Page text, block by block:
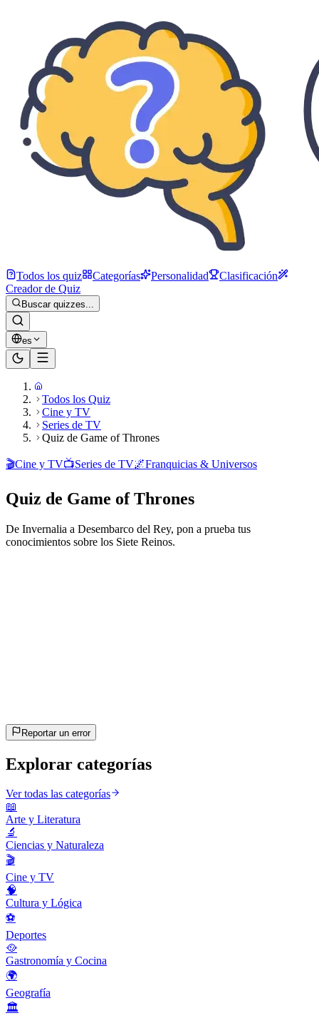
Todos los quiz Categorías Personalidad
Clasificación
Creador de Quiz
Buscar quizzes...
es
Todos los Quiz
Cine y TV
Series de TV
Quiz de Game of Thrones
🎬Cine y TV📺Series de TV🌌Franquicias & Universos
Quiz de Game of Thrones
De Invernalia a Desembarco del Rey, pon a prueba tus
conocimientos sobre los Siete Reinos.
Reportar un error
Explorar categorías
Ver todas las categorías
📖
Arte y Literatura
🔬
Ciencias y Naturaleza
🎬
Cine y TV
🧠
Cultura y Lógica
⚽
Deportes
🥘
Gastronomía y Cocina
🌍
Geografía
🏛️